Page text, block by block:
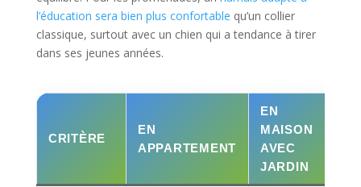
l’éducation sera bien plus confortable qu’un collier
classique, surtout avec un chien qui a tendance à tirer
dans ses jeunes années.
CRITÈRE
EN
APPARTEMENT
EN
MAISON
AVEC
JARDIN